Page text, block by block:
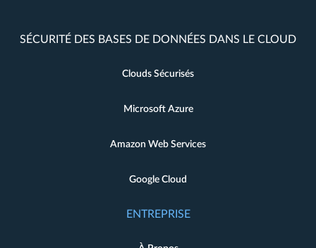
SÉCURITÉ DES BASES DE DONNÉES DANS LE CLOUD
Clouds Sécurisés
Microsoft Azure
Amazon Web Services
Google Cloud
ENTREPRISE